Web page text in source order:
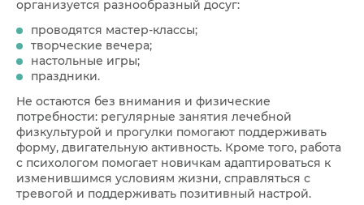
организуется разнообразный досуг:
проводятся мастер-классы;
творческие вечера;
настольные игры;
праздники.
Не остаются без внимания и физические
потребности: регулярные занятия лечебной
физкультурой и прогулки помогают поддерживать
форму, двигательную активность. Кроме того, работа
с психологом помогает новичкам адаптироваться к
изменившимся условиям жизни, справляться с
тревогой и поддерживать позитивный настрой.